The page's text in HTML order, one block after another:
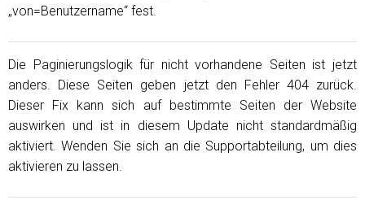
„von=Benutzername“ fest.
Die Paginierungslogik für nicht vorhandene Seiten ist jetzt
anders. Diese Seiten geben jetzt den Fehler 404 zurück.
Dieser Fix kann sich auf bestimmte Seiten der Website
auswirken und ist in diesem Update nicht standardmäßig
aktiviert. Wenden Sie sich an die Supportabteilung, um dies
aktivieren zu lassen.